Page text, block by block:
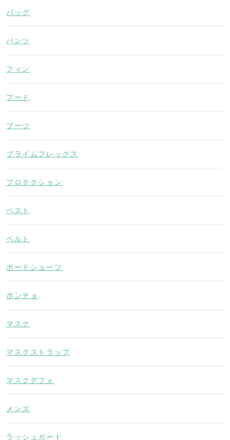
バッグ
パンツ
フィン
フード
ブーツ
プライムフレックス
プロテクション
ベスト
ベルト
ボードショーツ
ポンチョ
マスク
マスクストラップ
マスクデフォ
メンズ
ラッシュガード